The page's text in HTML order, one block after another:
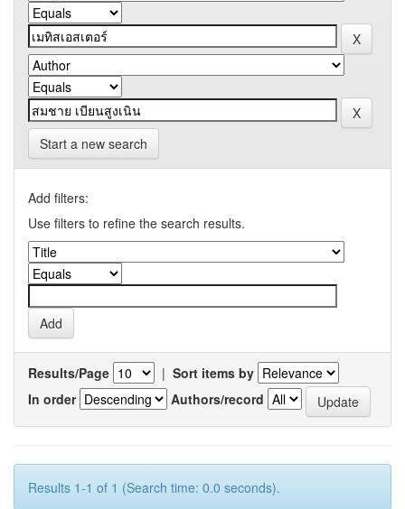
Start a new search
Add filters:
Use filters to refine the search results.
Results/Page | Sort items by
In order
Authors/record
Results 1-1 of 1 (Search time: 0.0 seconds).